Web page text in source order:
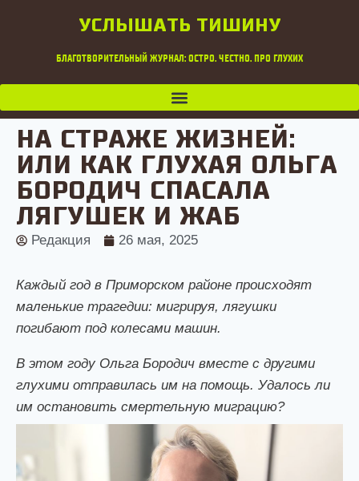
УСЛЫШАТЬ ТИШИНУ
БЛАГОТВОРИТЕЛЬНЫЙ ЖУРНАЛ: ОСТРО. ЧЕСТНО. ПРО ГЛУХИХ
НА СТРАЖЕ ЖИЗНЕЙ:
ИЛИ КАК ГЛУХАЯ ОЛЬГА
БОРОДИЧ СПАСАЛА
ЛЯГУШЕК И ЖАБ
Редакция 26 мая, 2025
Каждый год в Приморском районе происходят
маленькие трагедии: мигрируя, лягушки
погибают под колесами машин.
В этом году Ольга Бородич вместе с другими
глухими отправилась им на помощь. Удалось ли
им остановить смертельную миграцию?